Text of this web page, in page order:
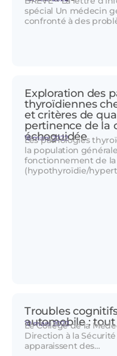
spécial Un médecin
confronté à des
Exploration des
thyroïdiennes
et critères de
pertinence de la
échoguidée
16 mars 2022
Les pathologies
la population
fonctionnement de
(hypothyroïdie/
Troubles
automobile : tout
10 mars 2022
Le Collège de la
Direction à la
apparaissent des…